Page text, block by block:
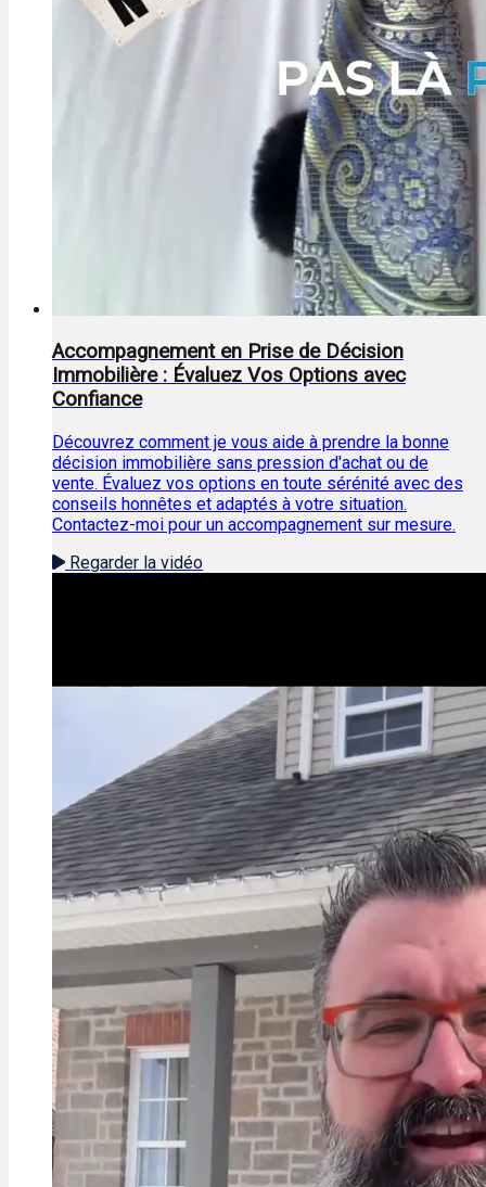
Accompagnement en Prise de Décision
Immobilière : Évaluez Vos Options avec
Confiance
Découvrez comment je vous aide à prendre la bonne
décision immobilière sans pression d'achat ou de
vente. Évaluez vos options en toute sérénité avec des
conseils honnêtes et adaptés à votre situation.
Contactez-moi pour un accompagnement sur mesure.
Regarder la vidéo